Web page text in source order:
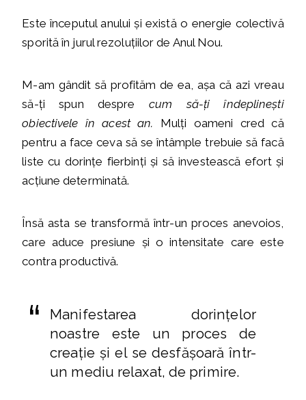
Este începutul anului și există o energie colectivă
sporită în jurul rezoluțiilor de Anul Nou.
M-am gândit să profităm de ea, așa că azi vreau
să-ți spun despre cum să-ți îndeplinești
obiectivele în acest an. Mulți oameni cred că
pentru a face ceva să se întâmple trebuie să facă
liste cu dorințe fierbinți și să investească efort și
acțiune determinată.
Însă asta se transformă într-un proces anevoios,
care aduce presiune și o intensitate care este
contra productivă.
Manifestarea dorințelor
noastre este un proces de
creație și el se desfășoară într-
un mediu relaxat, de primire.